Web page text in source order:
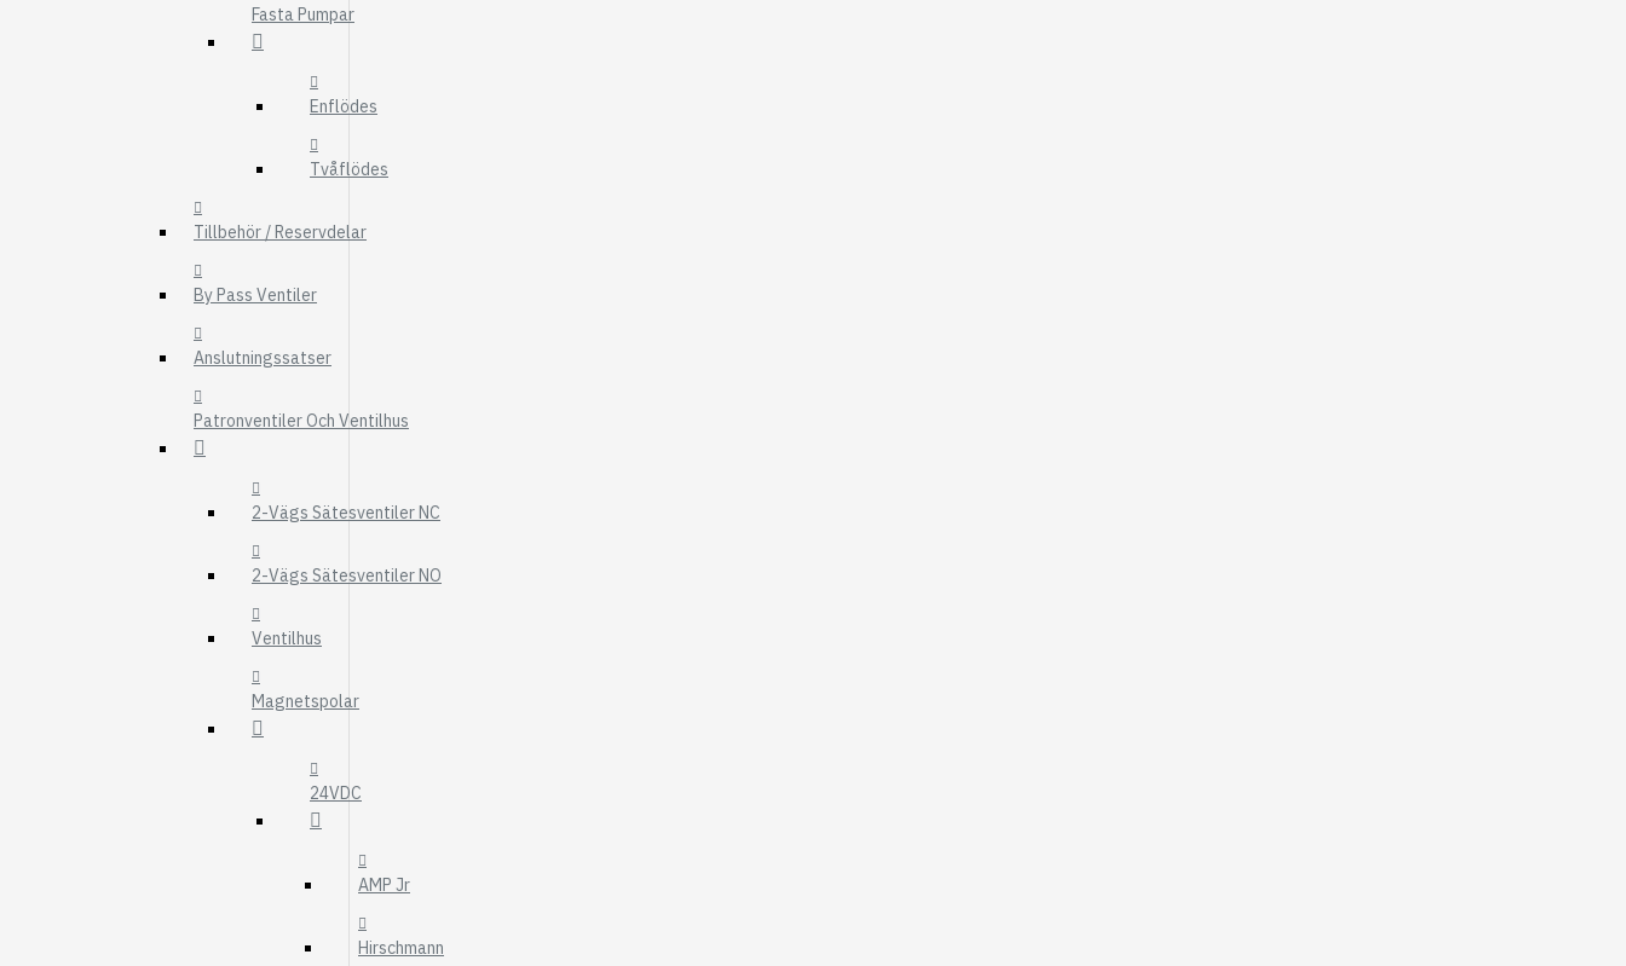
FILTER
BRÄNSLEFILTER
HYDRAULFILTER
Fasta Pumpar
Enflödes
Tvåflödes
Tillbehör / Reservdelar
By Pass Ventiler
Anslutningssatser
Patronventiler Och Ventilhus
2-Vägs Sätesventiler NC
2-Vägs Sätesventiler NO
Ventilhus
Magnetspolar
24VDC
AMP Jr
Hirschmann